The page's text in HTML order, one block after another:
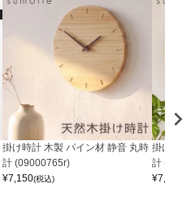
掛け時計 木製 パイン材 静音 丸時
計 (09000765r)
¥7,150(税込)
掛け時
計
¥7,150